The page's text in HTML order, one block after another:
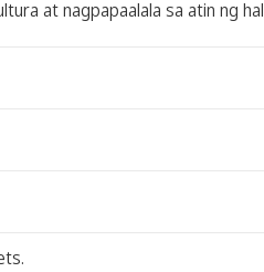
at nagpapaalala sa atin ng